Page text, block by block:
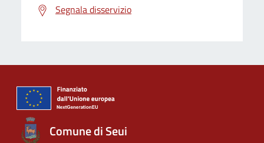
Segnala disservizio
Comune di Seui